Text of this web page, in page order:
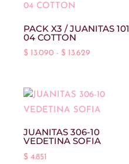
PACK X3 / JUANITAS
04 COTTON
$ 13.090 - $ 13.629
desde
$ 13.090
hasta
$ 13.629
JUANITAS 306-10
VEDETINA SOFIA
$ 4.851